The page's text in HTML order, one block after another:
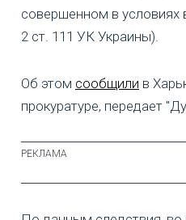
совершенном в условиях
2 ст. 111 УК Украины).
Об этом сообщили в
прокуратуре, передает